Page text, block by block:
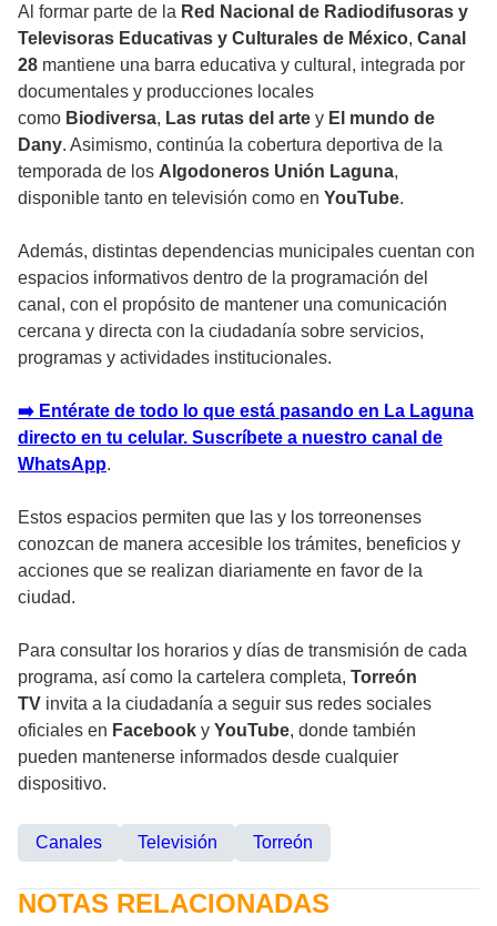
Al formar parte de la Red Nacional de Radiodifusoras y
Televisoras Educativas y Culturales de México, Canal
28 mantiene una barra educativa y cultural, integrada por
documentales y producciones locales
como Biodiversa, Las rutas del arte y El mundo de
Dany. Asimismo, continúa la cobertura deportiva de la
temporada de los Algodoneros Unión Laguna,
disponible tanto en televisión como en YouTube.
Además, distintas dependencias municipales cuentan con
espacios informativos dentro de la programación del
canal, con el propósito de mantener una comunicación
cercana y directa con la ciudadanía sobre servicios,
programas y actividades institucionales.
➡️ Entérate de todo lo que está pasando en La Laguna
directo en tu celular. Suscríbete a nuestro canal de
WhatsApp.
Estos espacios permiten que las y los torreonenses
conozcan de manera accesible los trámites, beneficios y
acciones que se realizan diariamente en favor de la
ciudad.
Para consultar los horarios y días de transmisión de cada
programa, así como la cartelera completa, Torreón
TV invita a la ciudadanía a seguir sus redes sociales
oficiales en Facebook y YouTube, donde también
pueden mantenerse informados desde cualquier
dispositivo.
Canales Televisión Torreón
NOTAS RELACIONADAS